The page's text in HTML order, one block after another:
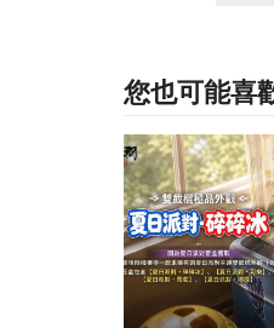
您也可能喜